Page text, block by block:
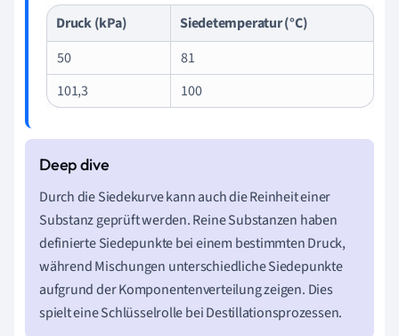
Druck (kPa)
Siedetemperatur (°C)
50
81
101,3
100
Durch die Siedekurve kann auch die Reinheit einer
Substanz geprüft werden. Reine Substanzen haben
definierte Siedepunkte bei einem bestimmten Druck,
während Mischungen unterschiedliche Siedepunkte
aufgrund der Komponentenverteilung zeigen. Dies
spielt eine Schlüsselrolle bei Destillationsprozessen.